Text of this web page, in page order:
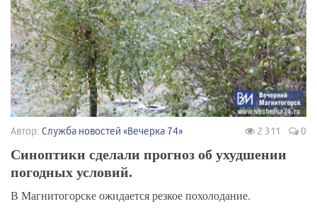
Автор: Служба новостей «Вечерка 74» 2 311 0
Синоптики сделали прогноз об ухудшении
погодных условий.
В Магнитогорске ожидается резкое похолодание.